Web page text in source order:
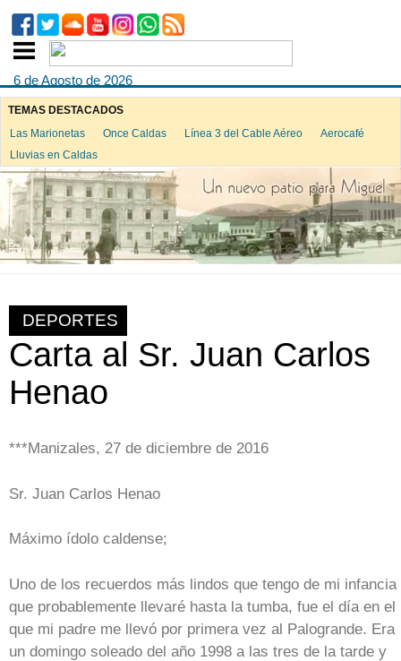
6 de Agosto de 2026
TEMAS DESTACADOS
Las Marionetas
Once Caldas Línea 3 del Cable Aéreo
Aerocafé
Lluvias en Caldas
DEPORTES
Carta al Sr. Juan Carlos
Henao
***Manizales, 27 de diciembre de 2016
Sr. Juan Carlos Henao
Máximo ídolo caldense;
Uno de los recuerdos más lindos que tengo de mi infancia
que probablemente llevaré hasta la tumba, fue el día en el
que mi padre me llevó por primera vez al Palogrande. Era
un domingo soleado del año 1998 a las tres de la tarde y